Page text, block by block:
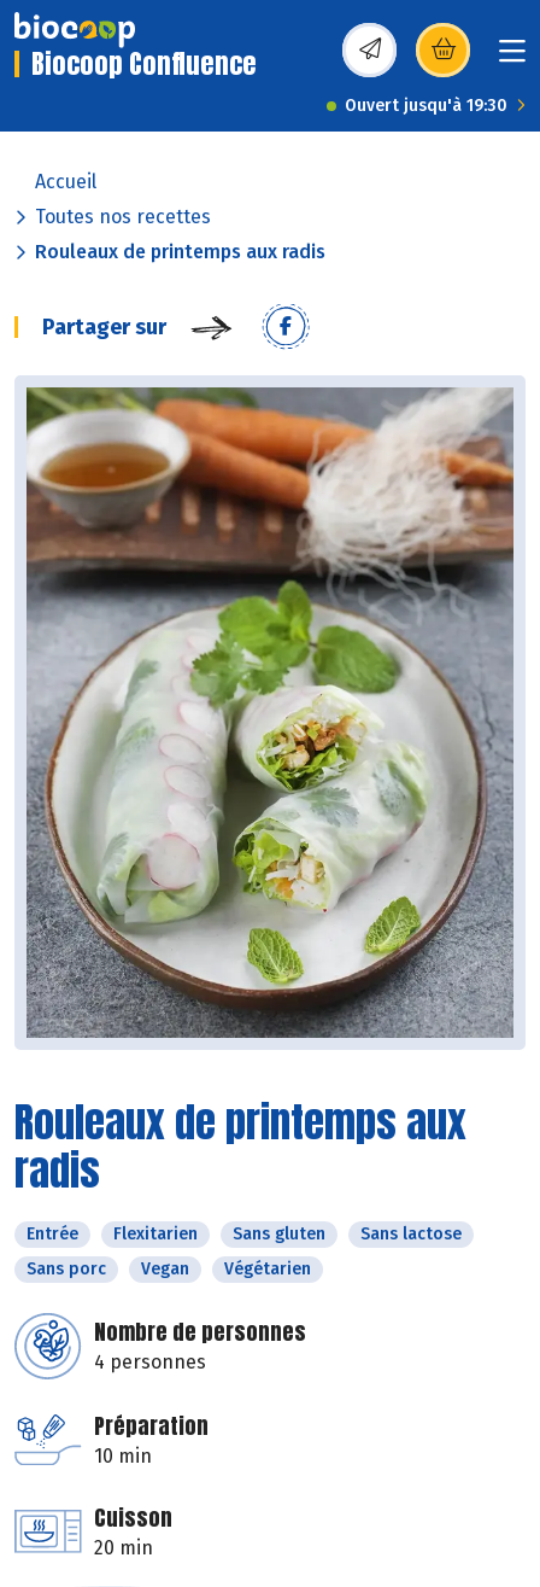
Biocoop Confluence (s’ouvre dans une
Ouvert jusqu'à 19:30
Accueil
Toutes nos recettes
Rouleaux de printemps aux radis
Partager sur
Rouleaux de printemps aux
radis
Entrée Flexitarien Sans gluten
Sans lactose
Sans porc
Vegan Végétarien
Nombre de personnes
4 personnes
Préparation
10 min
Cuisson
20 min